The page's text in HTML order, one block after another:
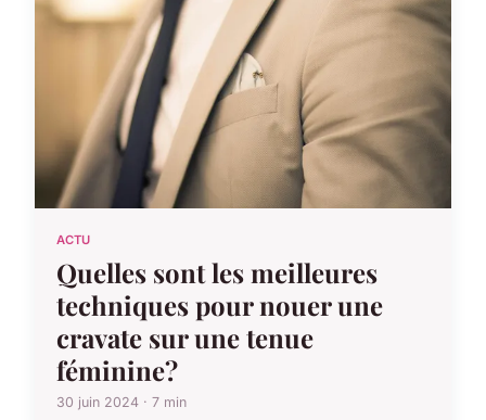
ACTU
Quelles sont les meilleures
techniques pour nouer une
cravate sur une tenue
féminine?
30 juin 2024 · 7 min